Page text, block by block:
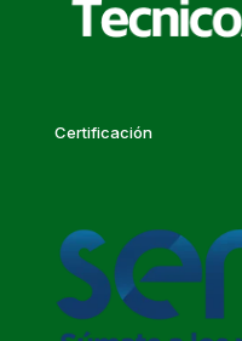
Certificación